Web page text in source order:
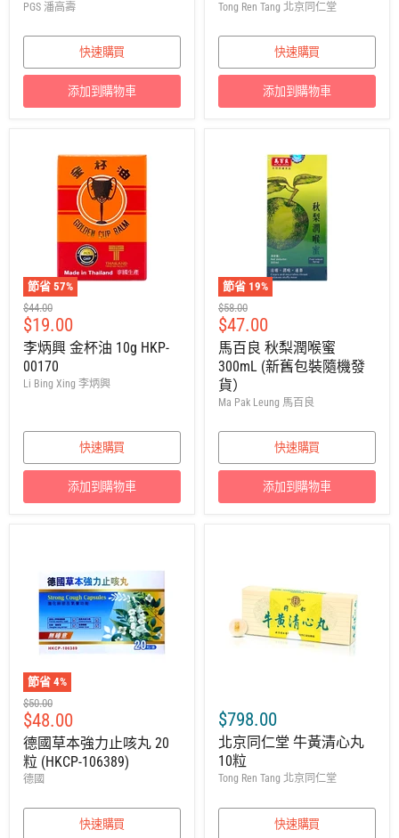
PGS 潘高壽
快速購買
添加到購物車
Tong Ren Tang 北京同仁堂
快速購買
添加到購物車
節省 57%
建
議
零
售
價
$44.00
售
價
$19.00
李炳興 金杯油 10g HKP-
00170
Li Bing Xing 李炳興
快速購買
添加到購物車
節省 19%
建
議
零
售
價
$58.00
售
價
$47.00
馬百良 秋梨潤喉蜜
300mL (新舊包裝隨機發
貨）
Ma Pak Leung 馬百良
快速購買
添加到購物車
節省 4%
建
議
零
售
價
$50.00
售
價
$48.00
德國草本強力止咳丸 20
粒 (HKCP-106389)
德國
快速購買
$798.00
北京同仁堂 牛黃清心丸
10粒
Tong Ren Tang 北京同仁堂
快速購買